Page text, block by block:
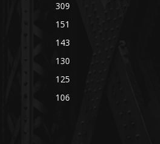
309
151
143
130
125
106